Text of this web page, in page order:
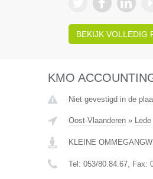
BEKIJK VOLLEDIG
KMO
Niet gevestigd in de
Oost-Vlaanderen» Lede|
KLEINE
Tel: 053/80.84.67, Fax: